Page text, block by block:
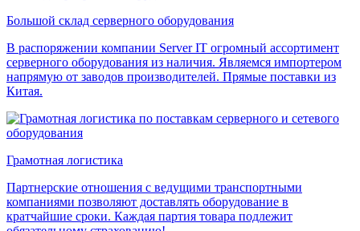
Большой склад серверного оборудования
В распоряжении компании Server IT огромный ассортимент
серверного оборудования из наличия. Являемся импортером
напрямую от заводов производителей. Прямые поставки из
Китая.
Грамотная логистика
Партнерские отношения с ведущими транспортными
компаниями позволяют доставлять оборудование в
кратчайшие сроки. Каждая партия товара подлежит